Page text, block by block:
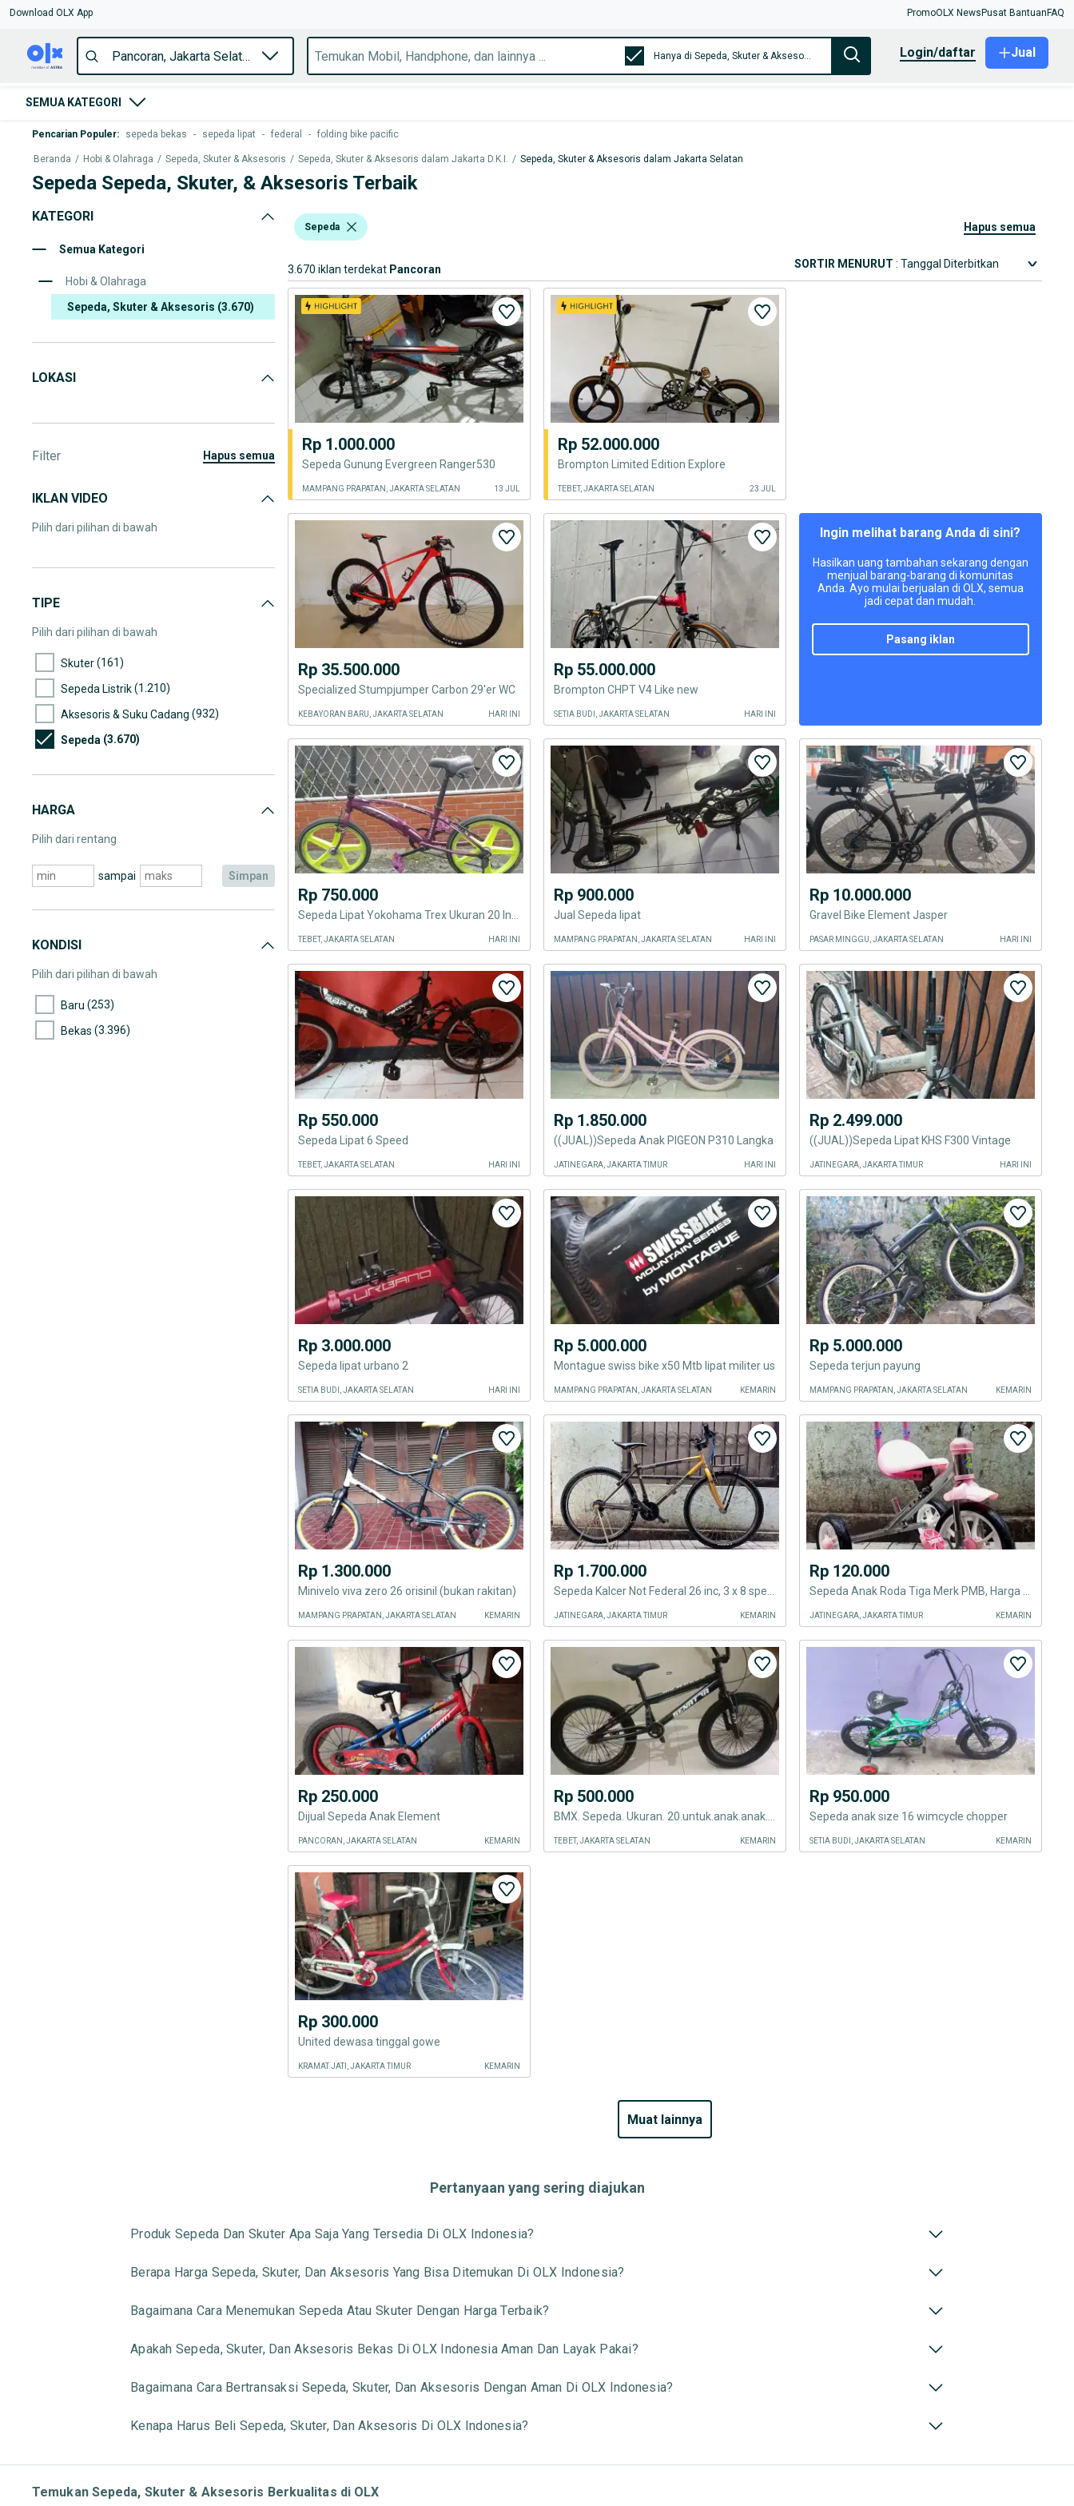
Download OLX App PromoOLX News Pusat Bantuan FAQ
login/daftar Jual
SEMUA KATEGORI
Pencarian Populer: sepeda bekas - sepeda lipat - federal - folding bike pacific
Beranda / Hobi & Olahraga / Sepeda, Skuter & Aksesoris / Sepeda, Skuter & Aksesoris dalam Jakarta D.K.I. / Sepeda, Skuter & Aksesoris dalam Jakarta Selatan
Sepeda Sepeda, Skuter, & Aksesoris Terbaik
KATEGORI
Semua Kategori
Hobi & Olahraga
Sepeda, Skuter & Aksesoris (3.670)
LOKASI
Filter hapus semua
IKLAN VIDEO
Pilih dari pilihan di bawah
TIPE
Pilih dari pilihan di bawah
Skuter(161)
Sepeda Listrik(1.210)
Aksesoris & Suku Cadang (932)
Sepeda (3.670)
HARGA
Pilih dari rentang
sampai simpan
KONDISI
Pilih dari pilihan di bawah
Baru (253)
Bekas (3.396)
Sepeda hapus semua
3.670 iklan terdekat Pancoran SORTIR MENURUT : Tanggal Diterbitkan
Rp 1.000.000
Sepeda Gunung Evergreen Ranger530
MAMPANG PRAPATAN, JAKARTA SELATAN 13 JUL
Rp 52.000.000
Brompton Limited Edition Explore
TEBET, JAKARTA SELATAN 23 JUL
Rp 35.500.000
Specialized Stumpjumper Carbon 29'er WC
KEBAYORAN BARU, JAKARTA SELATAN HARI INI
Rp 55.000.000
Brompton CHPT V4 Like new
SETIA BUDI, JAKARTA SELATAN HARI INI
Ingin melihat barang Anda di sini?
Hasilkan uang tambahan sekarang dengan
menjual barang-barang di komunitas
Anda. Ayo mulai berjualan di OLX, semua
jadi cepat dan mudah.
pasang iklan
Rp 750.000
TEBET, JAKARTA SELATAN HARI INI
Rp 900.000
Jual Sepeda lipat
MAMPANG PRAPATAN, JAKARTA SELATAN HARI INI
Rp 10.000.000
Gravel Bike Element Jasper
PASAR MINGGU, JAKARTA SELATAN HARI INI
Rp 550.000
Sepeda Lipat 6 Speed
TEBET, JAKARTA SELATAN HARI INI
Rp 1.850.000
((JUAL))Sepeda Anak PIGEON P310 Langka
JATINEGARA, JAKARTA TIMUR HARI INI
Rp 2.499.000
((JUAL))Sepeda Lipat KHS F300 Vintage
JATINEGARA, JAKARTA TIMUR HARI INI
Rp 3.000.000
Sepeda lipat urbano 2
SETIA BUDI, JAKARTA SELATAN HARI INI
Rp 5.000.000
Montague swiss bike x50 Mtb lipat militer us
MAMPANG PRAPATAN, JAKARTA SELATAN KEMARIN
Rp 5.000.000
Sepeda terjun payung
MAMPANG PRAPATAN, JAKARTA SELATAN KEMARIN
Rp 1.300.000
Minivelo viva zero 26 orisinil (bukan rakitan)
MAMPANG PRAPATAN, JAKARTA SELATAN KEMARIN
Rp 1.700.000
JATINEGARA, JAKARTA TIMUR KEMARIN
Rp 120.000
JATINEGARA, JAKARTA TIMUR KEMARIN
Rp 250.000
Dijual Sepeda Anak Element
PANCORAN, JAKARTA SELATAN KEMARIN
Rp 500.000
TEBET, JAKARTA SELATAN KEMARIN
Rp 950.000
Sepeda anak size 16 wimcycle chopper
SETIA BUDI, JAKARTA SELATAN KEMARIN
Rp 300.000
United dewasa tinggal gowe
KRAMAT JATI, JAKARTA TIMUR KEMARIN
muat lainnya
Pertanyaan yang sering diajukan
Produk Sepeda Dan Skuter Apa Saja Yang Tersedia Di OLX Indonesia?
Berapa Harga Sepeda, Skuter, Dan Aksesoris Yang Bisa Ditemukan Di OLX Indonesia?
Bagaimana Cara Menemukan Sepeda Atau Skuter Dengan Harga Terbaik?
Apakah Sepeda, Skuter, Dan Aksesoris Bekas Di OLX Indonesia Aman Dan Layak Pakai?
Bagaimana Cara Bertransaksi Sepeda, Skuter, Dan Aksesoris Dengan Aman Di OLX Indonesia?
Kenapa Harus Beli Sepeda, Skuter, Dan Aksesoris Di OLX Indonesia?
Temukan Sepeda, Skuter & Aksesoris Berkualitas di OLX